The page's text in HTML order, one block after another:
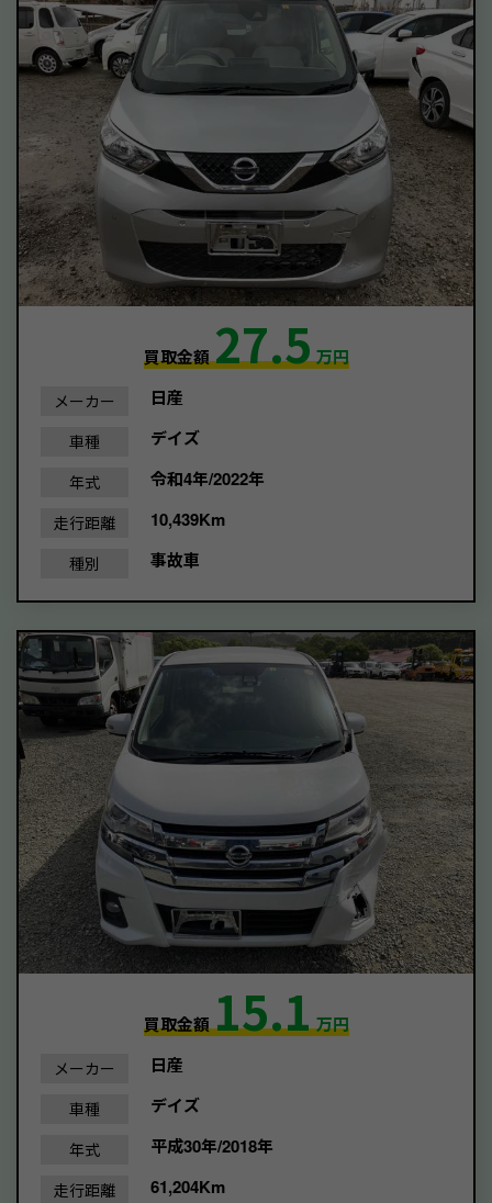
買取金額27.5万円
メーカー 日産
車種 デイズ
年式 令和4年/2022年
走行距離 10,439Km
種別 事故車
買取金額15.1万円
メーカー 日産
車種 デイズ
年式 平成30年/2018年
走行距離 61,204Km